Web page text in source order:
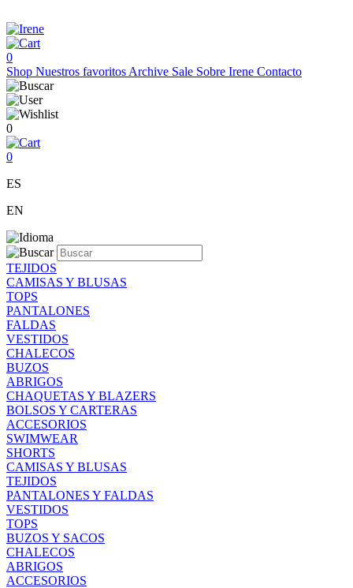
0
Shop Nuestros favoritos Archive Sale Sobre Irene Contacto
0
0
ES
EN
TEJIDOS
CAMISAS Y BLUSAS
TOPS
PANTALONES
FALDAS
VESTIDOS
CHALECOS
BUZOS
ABRIGOS
CHAQUETAS Y BLAZERS
BOLSOS Y CARTERAS
ACCESORIOS
SWIMWEAR
SHORTS
CAMISAS Y BLUSAS
TEJIDOS
PANTALONES Y FALDAS
VESTIDOS
TOPS
BUZOS Y SACOS
CHALECOS
ABRIGOS
ACCESORIOS